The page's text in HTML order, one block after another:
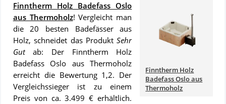
Finntherm Holz
Badefass Oslo aus
Thermoholz
Finntherm Holz Badefass Oslo
aus Thermoholz! Ver­gleicht man
die 20 bes­ten Badefässer aus
Holz, schnei­det das Pro­duktSehr
Gutab: Der Finntherm Holz
Badefass Oslo aus Thermoholz
er­reicht die Be­wer­tung 1,2. Der
Ver­gleichs­sie­ger ist zu ei­nem
Preis von ca. 3.499 € er­hält­lich.